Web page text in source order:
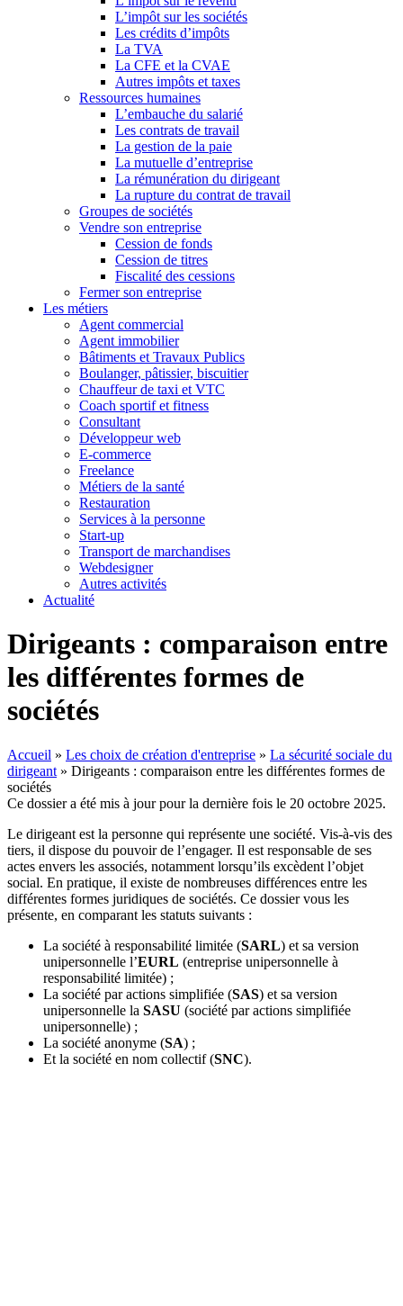
L’impôt sur les sociétés
Les crédits d’impôts
La TVA
La CFE et la CVAE
Autres impôts et taxes
Ressources humaines
L’embauche du salarié
Les contrats de travail
La gestion de la paie
La mutuelle d’entreprise
La rémunération du dirigeant
La rupture du contrat de travail
Groupes de sociétés
Vendre son entreprise
Cession de fonds
Cession de titres
Fiscalité des cessions
Fermer son entreprise
Les métiers
Agent commercial
Agent immobilier
Bâtiments et Travaux Publics
Boulanger, pâtissier, biscuitier
Chauffeur de taxi et VTC
Coach sportif et fitness
Consultant
Développeur web
E-commerce
Freelance
Métiers de la santé
Restauration
Services à la personne
Start-up
Transport de marchandises
Webdesigner
Autres activités
Actualité
Dirigeants : comparaison entre
les différentes formes de
sociétés
Accueil » Les choix de création d'entreprise » La sécurité sociale du
dirigeant » Dirigeants : comparaison entre les différentes formes de
sociétés
Ce dossier a été mis à jour pour la dernière fois le 20 octobre 2025.
Le dirigeant est la personne qui représente une société. Vis-à-vis des
tiers, il dispose du pouvoir de l’engager. Il est responsable de ses
actes envers les associés, notamment lorsqu’ils excèdent l’objet
social. En pratique, il existe de nombreuses différences entre les
différentes formes juridiques de sociétés. Ce dossier vous les
présente, en comparant les statuts suivants :
La société à responsabilité limitée (SARL) et sa version
unipersonnelle l’EURL (entreprise unipersonnelle à
responsabilité limitée) ;
La société par actions simplifiée (SAS) et sa version
unipersonnelle la SASU (société par actions simplifiée
unipersonnelle) ;
La société anonyme (SA) ;
Et la société en nom collectif (SNC).